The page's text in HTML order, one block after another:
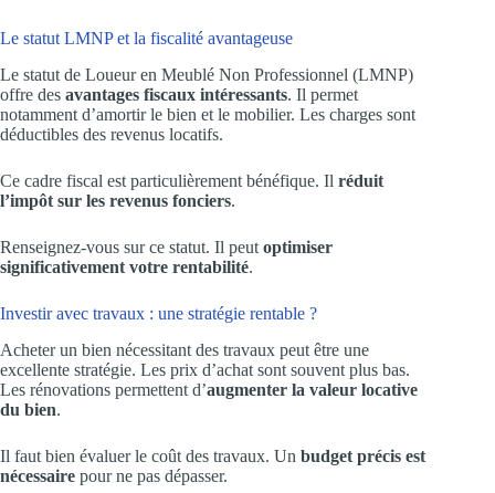
Le statut LMNP et la fiscalité avantageuse
Le statut de Loueur en Meublé Non Professionnel (LMNP)
offre des avantages fiscaux intéressants. Il permet
notamment d’amortir le bien et le mobilier. Les charges sont
déductibles des revenus locatifs.
Ce cadre fiscal est particulièrement bénéfique. Il réduit
l’impôt sur les revenus fonciers.
Renseignez-vous sur ce statut. Il peut optimiser
significativement votre rentabilité.
Investir avec travaux : une stratégie rentable ?
Acheter un bien nécessitant des travaux peut être une
excellente stratégie. Les prix d’achat sont souvent plus bas.
Les rénovations permettent d’augmenter la valeur locative
du bien.
Il faut bien évaluer le coût des travaux. Un budget précis est
nécessaire pour ne pas dépasser.